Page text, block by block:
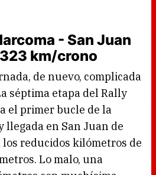
- San Juan
km/crono
de nuevo, complicada
séptima etapa del Rally
el primer bucle de la
llegada en San Juan de
los reducidos kilómetros de
Lo malo, una